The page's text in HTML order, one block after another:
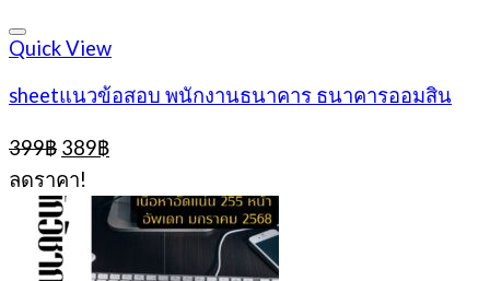
Quick View
sheetแนวข้อสอบ พนักงานธนาคาร ธนาคารออมสิน
399฿ Original
price
was:
399฿.
389฿Current
is:
389฿.
ลดราคา!